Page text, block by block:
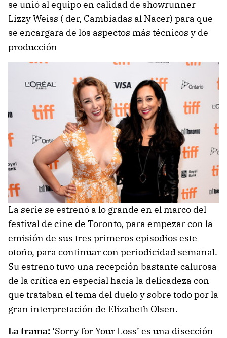
se unió al equipo en calidad de showrunner
Lizzy Weiss ( der, Cambiadas al Nacer) para que
se encargara de los aspectos más técnicos y de
producción
La serie se estrenó a lo grande en el marco del
festival de cine de Toronto, para empezar con la
emisión de sus tres primeros episodios este
otoño, para continuar con periodicidad semanal.
Su estreno tuvo una recepción bastante calurosa
de la crítica en especial hacia la delicadeza con
que trataban el tema del duelo y sobre todo por la
gran interpretación de Elizabeth Olsen.
La trama: ‘Sorry for Your Loss’ es una disección